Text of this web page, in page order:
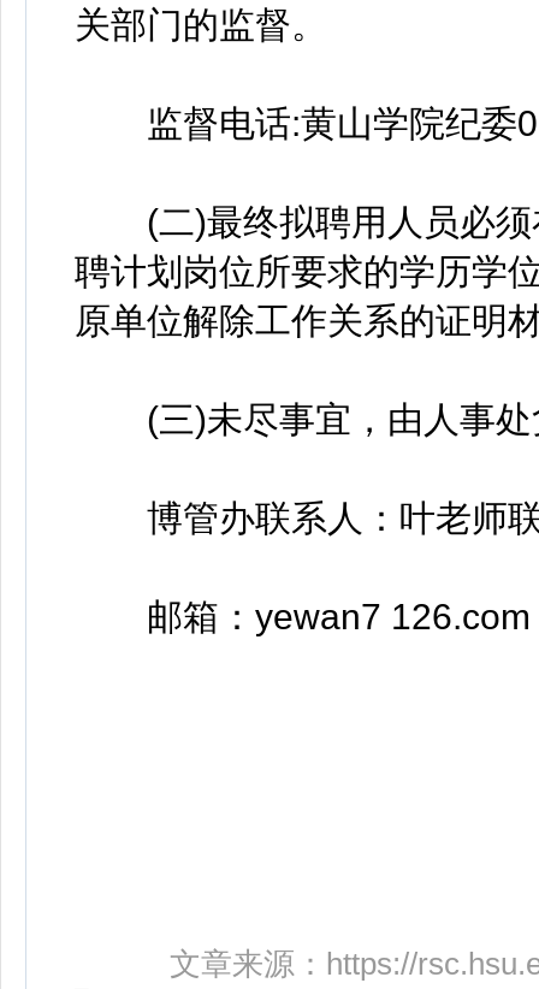
关部门的监督。
监督电话:黄山学院纪委
(二)最终拟聘用人员必须
聘计划岗位所要求的学历学
原单位解除工作关系的证明
(三)未尽事宜，由人事处
博管办联系人：叶老师联
邮箱：yewan7 126.com
文章来源： https://